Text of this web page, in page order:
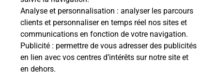
Analyse et personnalisation : analyser les parcours
clients et personnaliser en temps réel nos sites et
communications en fonction de votre navigation.
Publicité : permettre de vous adresser des publicités
en lien avec vos centres d’intérêts sur notre site et
en dehors.
Quel âge minimum faut-il pour
passer le permis bateau ?
Combien coûte le code bateau ?